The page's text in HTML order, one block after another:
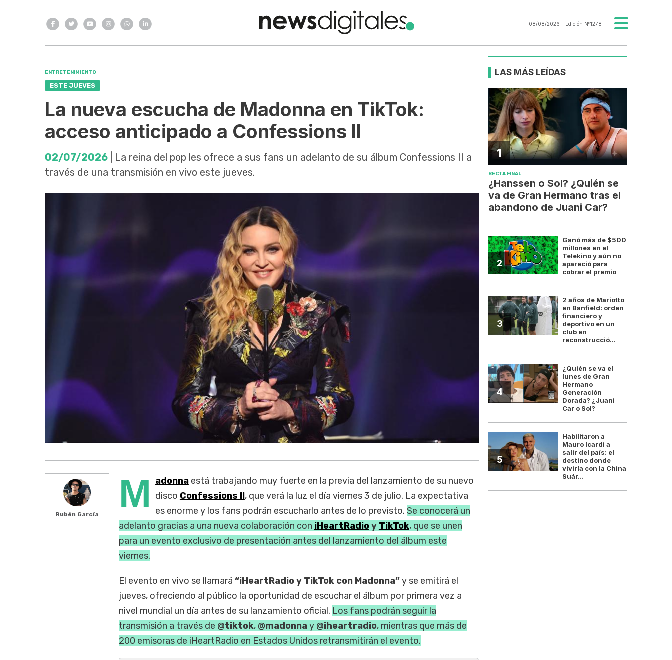
08/08/2026 - Edición Nº1278
ENTRETENIMIENTO
ESTE JUEVES
La nueva escucha de Madonna en TikTok:
acceso anticipado a Confessions II
02/07/2026 | La reina del pop les ofrece a sus fans un adelanto de su álbum Confessions II a
través de una transmisión en vivo este jueves.
Rubén García M adonnaestá trabajando muy fuerte en la previa del lanzamiento de su nuevo
disco Confessions II, que verá la luz el día viernes 3 de julio. La expectativa
es enorme y los fans podrán escucharlo antes de lo previsto. Se conocerá un
adelanto gracias a una nueva colaboración con iHeartRadioy TikTok, que se unen
para un evento exclusivo de presentación antes del lanzamiento del álbum este
viernes.
El evento en vivo se llamará “iHeartRadio y TikTok con Madonna”y se emitirá el
jueves, ofreciendo al público la oportunidad de escuchar el álbum por primera vez a
nivel mundial un día antes de su lanzamiento oficial. Los fans podrán seguir la
transmisión a través de @tiktok, @madonnay @iheartradio, mientras que más de
200 emisoras de iHeartRadio en Estados Unidos retransmitirán el evento.
LAS MÁS LEÍDAS
1
RECTA FINAL
¿Hanssen o Sol? ¿Quién se
va de Gran Hermano tras el
abandono de Juani Car?
2
Ganó más de $500
millones en el
Telekino y aún no
apareció para
cobrar el premio
3
2 años de Mariotto
en Banfield: orden
financiero y
deportivo en un
club en
reconstrucció...
4
¿Quién se va el
lunes de Gran
Hermano
Generación
Dorada? ¿Juani
Car o Sol?
5
Habilitaron a
Mauro Icardi a
salir del país: el
destino donde
viviría con la China
Suár...